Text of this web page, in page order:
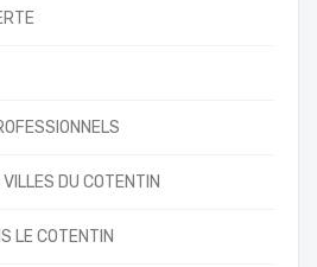
DU COTENTIN
LE COTENTIN